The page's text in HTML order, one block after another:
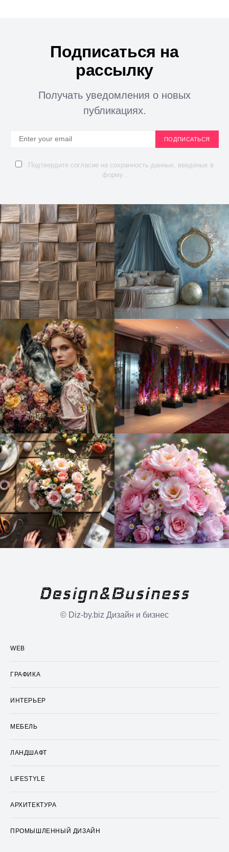
Подписаться на
рассылку
Получать уведомления о новых
публикациях.
ПОДПИСАТЬСЯ
Подтвердите согласие на сохранность данных, введеных в
форму .
© Diz-by.biz Дизайн и бизнес
WEB
ГРАФИКА
ИНТЕРЬЕР
МЕБЕЛЬ
ЛАНДШАФТ
LIFESTYLE
АРХИТЕКТУРА
ПРОМЫШЛЕННЫЙ ДИЗАЙН